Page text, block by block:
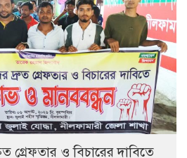
গ্রেফতার ও বিচারের দাবিতে